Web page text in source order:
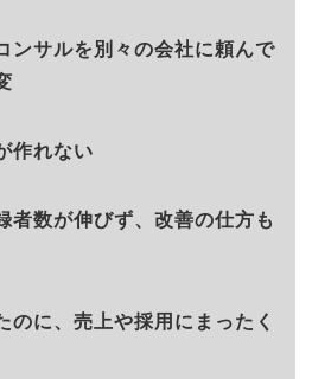
ンサルを別々の会社に頼んで
作れない
者数が伸びず、改善の仕方も
のに、売上や採用にまったく